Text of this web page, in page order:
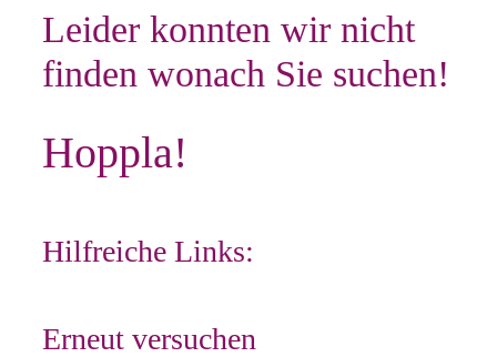
Leider konnten wir nicht
finden wonach Sie suchen!
Hoppla!
Hilfreiche Links:
Erneut versuchen